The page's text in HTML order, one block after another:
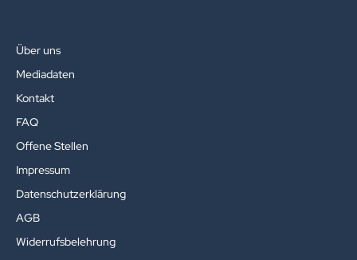
Über uns
Mediadaten
Kontakt
FAQ
Offene Stellen
Impressum
Datenschutzerklärung
AGB
Widerrufsbelehrung